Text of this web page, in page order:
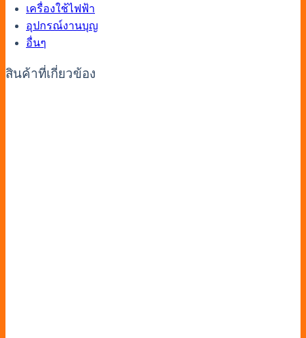
เครื่องใช้ไฟฟ้า
อุปกรณ์งานบุญ
อื่นๆ
สินค้าที่เกี่ยวข้อง